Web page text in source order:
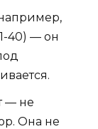
40) — он
— не
Она не